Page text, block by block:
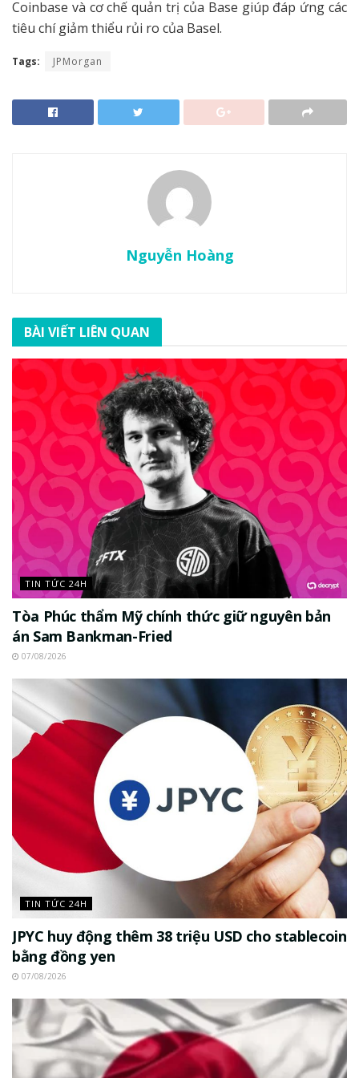
Coinbase và cơ chế quản trị của Base giúp đáp ứng các
tiêu chí giảm thiểu rủi ro của Basel.
Tags: JPMorgan
Nguyễn Hoàng
BÀI VIẾT LIÊN QUAN
TIN TỨC 24H
Tòa Phúc thẩm Mỹ chính thức giữ nguyên bản
án Sam Bankman-Fried
07/08/2026
TIN TỨC 24H
JPYC huy động thêm 38 triệu USD cho stablecoin
bằng đồng yen
07/08/2026